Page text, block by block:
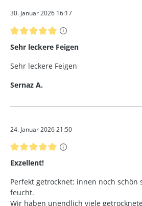
30. Januar 2026 16:17
Bewertung mit 5 von 5 Sternen
Sehr leckere Feigen
Sehr leckere Feigen
Sernaz A.
24. Januar 2026 21:50
Bewertung mit 5 von 5 Sternen
Exzellent!
Perfekt getrocknet: innen noch schön
feucht.
Wir haben unendlich viele